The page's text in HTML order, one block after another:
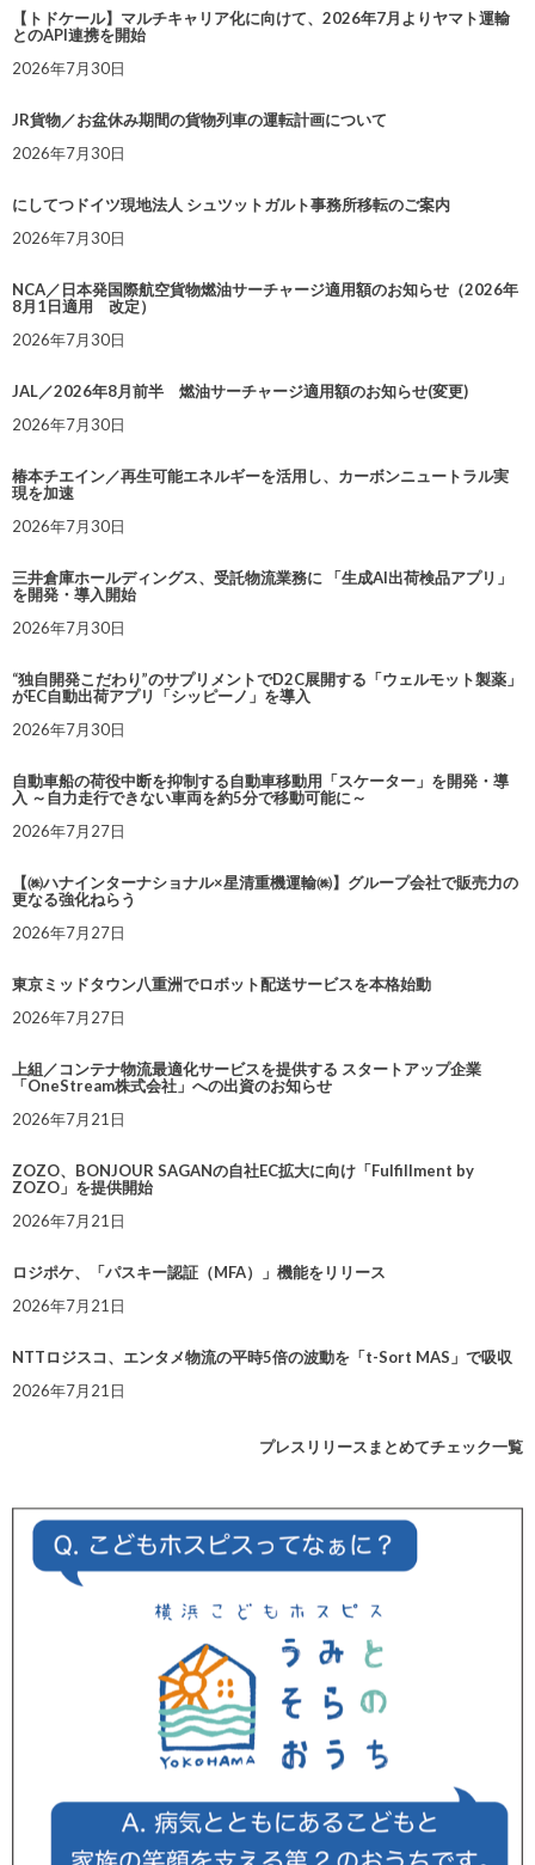
【トドケール】マルチキャリア化に向けて、2026年7月よりヤマト運輸
とのAPI連携を開始
2026年7月30日
JR貨物／お盆休み期間の貨物列車の運転計画について
2026年7月30日
にしてつドイツ現地法人 シュツットガルト事務所移転のご案内
2026年7月30日
NCA／日本発国際航空貨物燃油サーチャージ適用額のお知らせ（2026年
8月1日適用 改定）
2026年7月30日
JAL／2026年8月前半 燃油サーチャージ適用額のお知らせ(変更)
2026年7月30日
椿本チエイン／再生可能エネルギーを活用し、カーボンニュートラル実
現を加速
2026年7月30日
三井倉庫ホールディングス、受託物流業務に 「生成AI出荷検品アプリ」
を開発・導入開始
2026年7月30日
“独自開発こだわり”のサプリメントでD2C展開する「ウェルモット製薬」
がEC自動出荷アプリ「シッピーノ」を導入
2026年7月30日
自動車船の荷役中断を抑制する自動車移動用「スケーター」を開発・導
入 ～自力走行できない車両を約5分で移動可能に～
2026年7月27日
【㈱ハナインターナショナル×星清重機運輸㈱】グループ会社で販売力の
更なる強化ねらう
2026年7月27日
東京ミッドタウン八重洲でロボット配送サービスを本格始動
2026年7月27日
上組／コンテナ物流最適化サービスを提供する スタートアップ企業
「OneStream株式会社」への出資のお知らせ
2026年7月21日
ZOZO、BONJOUR SAGANの自社EC拡大に向け「Fulfillment by
ZOZO」を提供開始
2026年7月21日
ロジポケ、「パスキー認証（MFA）」機能をリリース
2026年7月21日
NTTロジスコ、エンタメ物流の平時5倍の波動を「t-Sort MAS」で吸収
2026年7月21日
プレスリリースまとめてチェック一覧